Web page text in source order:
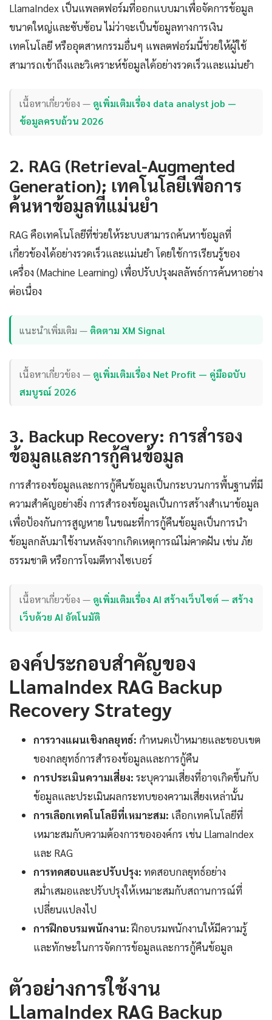
LlamaIndex เป็นแพลตฟอร์มที่ออกแบบมาเพื่อจัดการข้อมูล
ขนาดใหญ่และซับซ้อน ไม่ว่าจะเป็นข้อมูลทางการเงิน
เทคโนโลยี หรืออุตสาหกรรมอื่นๆ แพลตฟอร์มนี้ช่วยให้ผู้ใช้
สามารถเข้าถึงและวิเคราะห์ข้อมูลได้อย่างรวดเร็วและแม่นยำ
เนื้อหาเกี่ยวข้อง — ดูเพิ่มเติมเรื่อง data analyst job —
ข้อมูลครบถ้วน 2026
2. RAG (Retrieval-Augmented
Generation): เทคโนโลยีเพื่อการ
ค้นหาข้อมูลที่แม่นยำ
RAG คือเทคโนโลยีที่ช่วยให้ระบบสามารถค้นหาข้อมูลที่
เกี่ยวข้องได้อย่างรวดเร็วและแม่นยำ โดยใช้การเรียนรู้ของ
เครื่อง (Machine Learning) เพื่อปรับปรุงผลลัพธ์การค้นหาอย่าง
ต่อเนื่อง
แนะนำเพิ่มเติม — ติดตาม XM Signal
เนื้อหาเกี่ยวข้อง — ดูเพิ่มเติมเรื่อง Net Profit — คู่มือฉบับ
สมบูรณ์ 2026
3. Backup Recovery: การสำรอง
ข้อมูลและการกู้คืนข้อมูล
การสำรองข้อมูลและการกู้คืนข้อมูลเป็นกระบวนการพื้นฐานที่มี
ความสำคัญอย่างยิ่ง การสำรองข้อมูลเป็นการสร้างสำเนาข้อมูล
เพื่อป้องกันการสูญหาย ในขณะที่การกู้คืนข้อมูลเป็นการนำ
ข้อมูลกลับมาใช้งานหลังจากเกิดเหตุการณ์ไม่คาดฝัน เช่น ภัย
ธรรมชาติ หรือการโจมตีทางไซเบอร์
เนื้อหาเกี่ยวข้อง — ดูเพิ่มเติมเรื่อง AI สร้างเว็บไซต์ — สร้าง
เว็บด้วย AI อัตโนมัติ
องค์ประกอบสำคัญของ
LlamaIndex RAG Backup
Recovery Strategy
การวางแผนเชิงกลยุทธ์: กำหนดเป้าหมายและขอบเขต
ของกลยุทธ์การสำรองข้อมูลและการกู้คืน
การประเมินความเสี่ยง: ระบุความเสี่ยงที่อาจเกิดขึ้นกับ
ข้อมูลและประเมินผลกระทบของความเสี่ยงเหล่านั้น
การเลือกเทคโนโลยีที่เหมาะสม: เลือกเทคโนโลยีที่
เหมาะสมกับความต้องการขององค์กร เช่น LlamaIndex
และ RAG
การทดสอบและปรับปรุง: ทดสอบกลยุทธ์อย่าง
สม่ำเสมอและปรับปรุงให้เหมาะสมกับสถานการณ์ที่
เปลี่ยนแปลงไป
การฝึกอบรมพนักงาน:ฝึกอบรมพนักงานให้มีความรู้
และทักษะในการจัดการข้อมูลและการกู้คืนข้อมูล
ตัวอย่างการใช้งาน
LlamaIndex RAG Backup